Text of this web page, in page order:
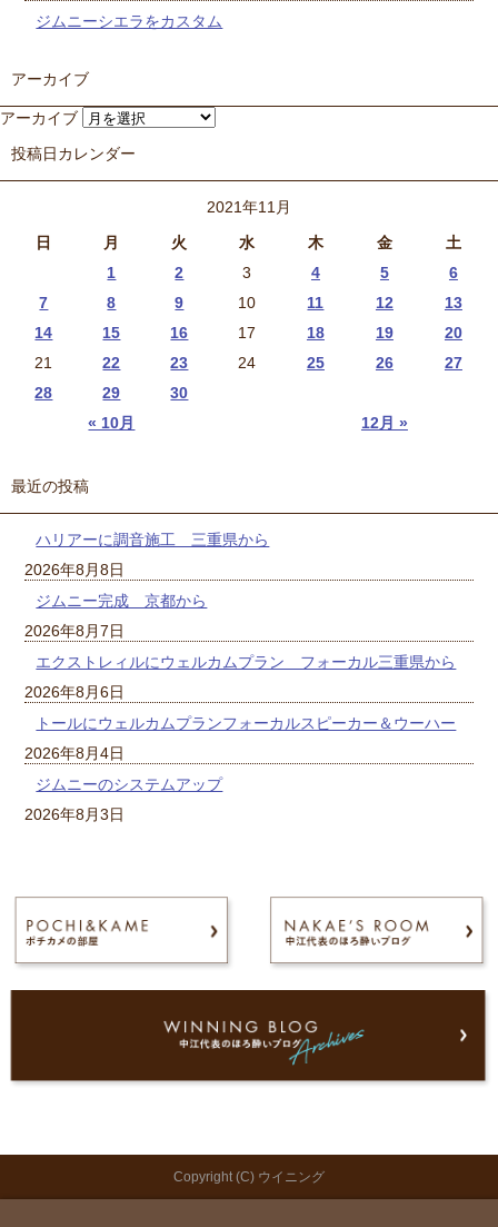
ジムニーシエラをカスタム
アーカイブ
アーカイブ
投稿日カレンダー
2021年11月
日
月 火 水 木 金 土
« 10月 12月 »
1 2 3 4 5
6
7
8 9 10 11 12
13
14
15 16 17 18 19
20
21
22 23 24 25 26
27
28
29 30
最近の投稿
ハリアーに調音施工 三重県から
2026年8月8日
ジムニー完成 京都から
2026年8月7日
エクストレィルにウェルカムプラン フォーカル三重県から
2026年8月6日
トールにウェルカムプランフォーカルスピーカー＆ウーハー
2026年8月4日
ジムニーのシステムアップ
2026年8月3日
Copyright (C) ウイニング